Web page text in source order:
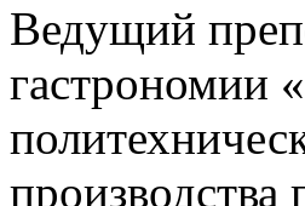
Ведущий
гастрономии